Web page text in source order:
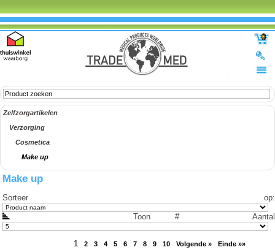
0
Zelfzorgartikelen
Verzorging
Cosmetica
Make up
Make up
Sorteer op:
Toon # Aantal
1 2 3 4 5 6 7 8 9 10 Volgende » Einde »»